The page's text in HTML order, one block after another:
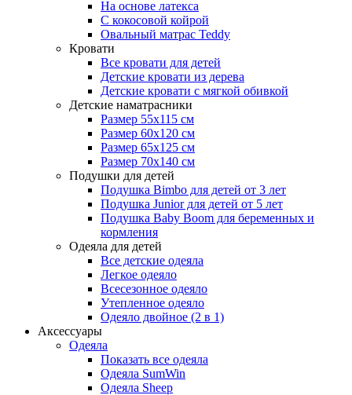
На основе латекса
С кокосовой койрой
Овальный матрас Teddy
Кровати
Все кровати для детей
Детские кровати из дерева
Детские кровати с мягкой обивкой
Детские наматрасники
Размер 55x115 см
Размер 60x120 см
Размер 65x125 см
Размер 70x140 см
Подушки для детей
Подушка Bimbo для детей от 3 лет
Подушка Junior для детей от 5 лет
Подушка Baby Boom для беременных и
кормления
Одеяла для детей
Все детские одеяла
Легкое одеяло
Всесезонное одеяло
Утепленное одеяло
Одеяло двойное (2 в 1)
Аксессуары
Одеяла
Показать все одеяла
Одеяла SumWin
Одеяла Sheep